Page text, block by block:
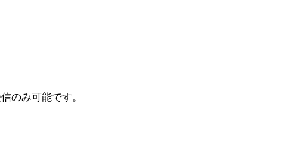
のみ可能です。